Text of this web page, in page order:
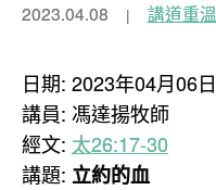
2023.04.08 講道重溫
日期: 2023年04月06日
講員: 馮達揚牧師
經文: 太26:17-30
講題: 立約的血